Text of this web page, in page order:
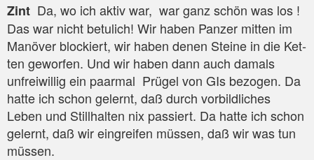
Zint Da, wo ich aktiv war, war ganz schön was los !
Das war nicht betu­lich! Wir haben Pan­zer mit­ten im
Manö­ver blo­ckiert, wir haben denen Stei­ne in die Ket­
ten gewor­fen. Und wir haben dann auch damals
unfrei­wil­lig ein paar­mal Prü­gel von GIs bezo­gen. Da
hat­te ich schon gelernt, daß durch vor­bild­li­ches
Leben und Still­hal­ten nix pas­siert. Da hat­te ich schon
gelernt, daß wir ein­grei­fen müs­sen, daß wir was tun
müssen.